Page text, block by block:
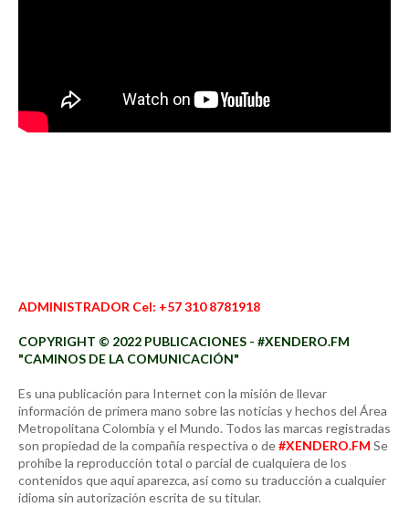
ADMINISTRADOR Cel: +57 310 8781918
COPYRIGHT © 2022 PUBLICACIONES - #XENDERO.FM
"CAMINOS DE LA COMUNICACIÓN"
Es una publicación para Internet con la misión de llevar
información de primera mano sobre las noticias y hechos del Área
Metropolitana Colombia y el Mundo. Todos las marcas registradas
son propiedad de la compañía respectiva o de#XENDERO.FM Se
prohíbe la reproducción total o parcial de cualquiera de los
contenidos que aquí aparezca, así como su traducción a cualquier
idioma sin autorización escrita de su titular.